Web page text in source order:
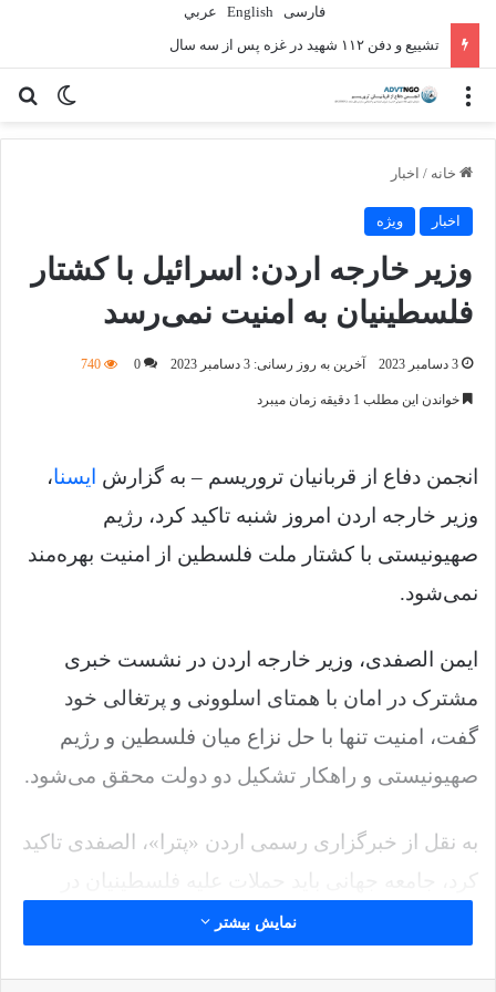
فارسی English
عربي
تشییع و دفن ۱۱۲ شهید در غزه پس از سه سال
تغییر منو
خانه / اخبار
اخبار ویژه
وزیر خارجه اردن: اسرائیل با کشتار
فلسطینیان به امنیت نمی‌رسد
3 دسامبر 2023 آخرین به روز رسانی: 3 دسامبر 2023 0
740
خواندن این مطلب 1 دقیقه زمان میبرد
انجمن دفاع از قربانیان تروریسم – به گزارش ایسنا،
وزیر خارجه اردن امروز شنبه تاکید کرد، رژیم
صهیونیستی با کشتار ملت فلسطین از امنیت بهره‌مند
نمی‌شود.
ایمن الصفدی، وزیر خارجه اردن در نشست خبری
مشترک در امان با همتای اسلوونی و پرتغالی خود
گفت، امنیت تنها با حل نزاع میان فلسطین و رژیم
صهیونیستی و راهکار تشکیل دو دولت محقق می‌شود.
به نقل از خبرگزاری رسمی اردن «پترا»، الصفدی تاکید
کرد، جامعه جهانی باید حملات علیه فلسطینیان در
نمایش بیشتر